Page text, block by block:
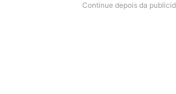
Continue depois da